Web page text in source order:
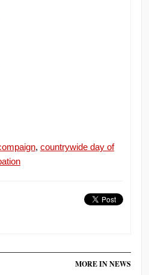
, countrywide day of
MORE IN NEWS